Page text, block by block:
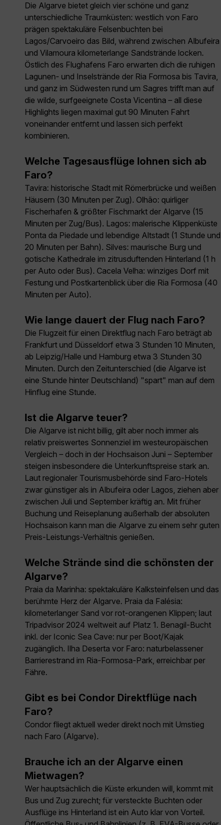
Die Algarve bietet gleich vier schöne und ganz
unterschiedliche Traumküsten: westlich von Faro
prägen spektakuläre Felsenbuchten bei
Lagos/Carvoeiro das Bild, während zwischen Albufeira
und Vilamoura kilometerlange Sandstrände locken.
Östlich des Flughafens Faro erwarten dich die ruhigen
Lagunen- und Inselstrände der Ria Formosa bis Tavira,
und ganz im Südwesten rund um Sagres trifft man auf
die wilde, surfgeeignete Costa Vicentina – all diese
Highlights liegen maximal gut 90 Minuten Fahrt
voneinander entfernt und lassen sich perfekt
kombinieren.
Welche Tagesausflüge lohnen sich ab
Faro?
Tavira: historische Stadt mit Römerbrücke und weißen
Häusern (30 Minuten per Zug). Olhão: quirliger
Fischerhafen & größter Fischmarkt der Algarve (15
Minuten per Zug/Bus). Lagos: malerische Klippen­küste
Ponta da Piedade und lebendige Altstadt (1 Stunde und
20 Minuten per Bahn). Silves: maurische Burg und
gotische Kathedrale im zitrus­duftenden Hinterland (1 h
per Auto oder Bus). Cacela Velha: winziges Dorf mit
Festung und Postkarten­blick über die Ria Formosa (40
Minuten per Auto).
Wie lange dauert der Flug nach Faro?
Die Flugzeit für einen Direktflug nach Faro beträgt ab
Frankfurt und Düsseldorf etwa 3 Stunden 10 Minuten,
ab Leipzig/Halle und Hamburg etwa 3 Stunden 30
Minuten. Durch den Zeitunterschied (die Algarve ist
eine Stunde hinter Deutschland) "spart" man auf dem
Hinflug eine Stunde.
Ist die Algarve teuer?
Die Algarve ist nicht billig, gilt aber noch immer als
relativ preiswertes Sonnen­ziel im westeuropäischen
Vergleich – doch in der Hoch­saison Juni – September
steigen insbesondere die Unter­kunfts­preise stark an.
Laut regionaler Tourismus­behörde sind Faro-Hotels
zwar günstiger als in Albufeira oder Lagos, ziehen aber
zwischen Juli und September kräftig an. Mit früher
Buchung und Reise­planung außerhalb der absoluten
Hochsaison kann man die Algarve zu einem sehr guten
Preis-Leistungs-Verhältnis genießen.
Welche Strände sind die schönsten der
Algarve?
Praia da Marinha: spektakuläre Kalkstein­felsen und das
berühmte Herz der Algarve. Praia da Falésia:
kilometerlanger Sand vor rot-orangenen Klippen; laut
Tripadvisor 2024 welt­weit auf Platz 1. Benagil-Bucht
inkl. der Iconic Sea Cave: nur per Boot/Kajak
zugänglich. Ilha Deserta vor Faro: natur­belassener
Barriere­strand im Ria-Formosa-Park, erreichbar per
Fähre.
Gibt es bei Condor Direktflüge nach
Faro?
Condor fliegt aktuell weder direkt noch mit Umstieg
nach Faro (Algarve).
Brauche ich an der Algarve einen
Mietwagen?
Wer hauptsächlich die Küste erkunden will, kommt mit
Bus und Zug zurecht; für versteckte Buchten oder
Ausflüge ins Hinterland ist ein Auto klar von Vorteil.